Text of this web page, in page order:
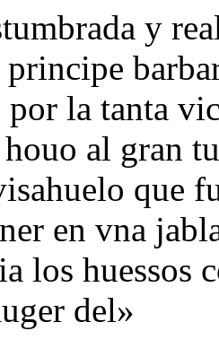
y
por la tanta
al gran
que
en vna
los huessos
del»